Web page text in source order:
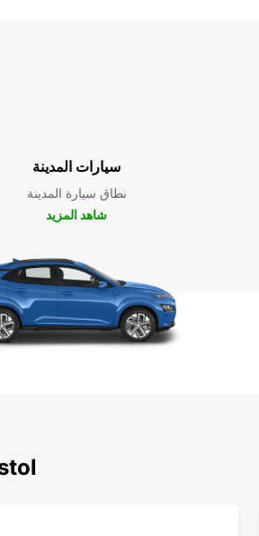
سيارات المدينة
نطاق سيارة المدينة
شاهد المزيد